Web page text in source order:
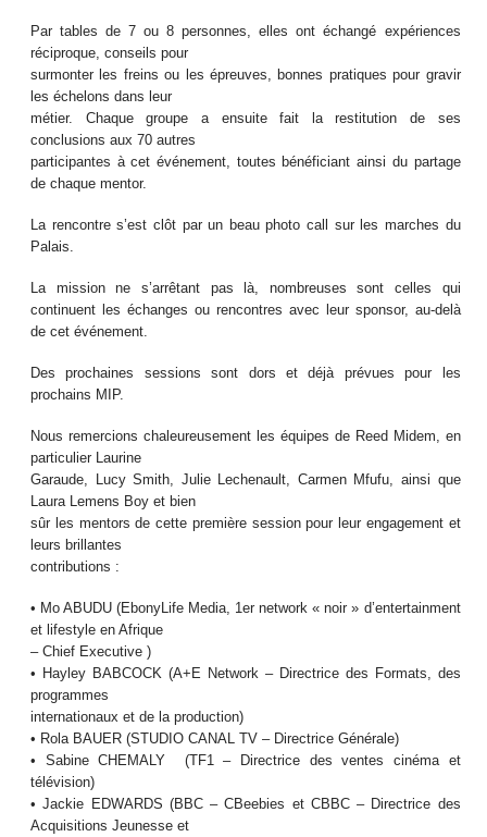
Par tables de 7 ou 8 personnes, elles ont échangé expériences
réciproque, conseils pour
surmonter les freins ou les épreuves, bonnes pratiques pour gravir
les échelons dans leur
métier. Chaque groupe a ensuite fait la restitution de ses
conclusions aux 70 autres
participantes à cet événement, toutes bénéficiant ainsi du partage
de chaque mentor.
La rencontre s’est clôt par un beau photo call sur les marches du
Palais.
La mission ne s’arrêtant pas là, nombreuses sont celles qui
continuent les échanges ou rencontres avec leur sponsor, au-delà
de cet événement.
Des prochaines sessions sont dors et déjà prévues pour les
prochains MIP.
Nous remercions chaleureusement les équipes de Reed Midem, en
particulier Laurine
Garaude, Lucy Smith, Julie Lechenault, Carmen Mfufu, ainsi que
Laura Lemens Boy et bien
sûr les mentors de cette première session pour leur engagement et
leurs brillantes
contributions :
• Mo ABUDU (EbonyLife Media, 1er network « noir » d’entertainment
et lifestyle en Afrique
– Chief Executive )
• Hayley BABCOCK (A+E Network – Directrice des Formats, des
programmes
internationaux et de la production)
• Rola BAUER (STUDIO CANAL TV – Directrice Générale)
• Sabine CHEMALY (TF1 – Directrice des ventes cinéma et
télévision)
• Jackie EDWARDS (BBC – CBeebies et CBBC – Directrice des
Acquisitions Jeunesse et